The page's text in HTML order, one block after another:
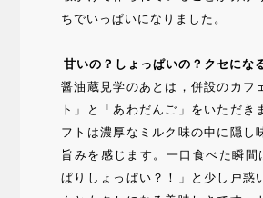
ちでいっぱいになりました。
甘いの？しょっぱいの？クセにな
醤油蔵見学のあとは，併設のカフ
ト」と「あわだんご」をいただき
フトは濃厚なミルク味の中に隠し
旨みを感じます。一口食べた瞬間
ぱりしょっぱい？！」と少し戸惑